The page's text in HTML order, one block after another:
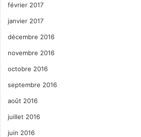
février 2017
janvier 2017
décembre 2016
novembre 2016
octobre 2016
septembre 2016
août 2016
juillet 2016
juin 2016